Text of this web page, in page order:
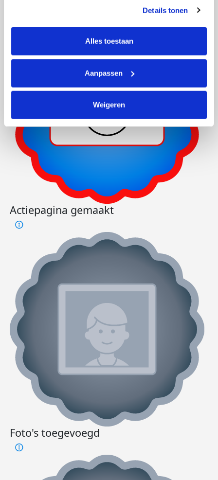
tonen. Je kunt je toestemming op elk moment wijzigen of
intrekken via Cookie instellingen onderaan de pagina. De
lijst met cookies is te vinden in het tabblad “details”.
Details tonen
Alles toestaan
Aanpassen
Weigeren
Actiepagina gemaakt
Foto's toegevoegd